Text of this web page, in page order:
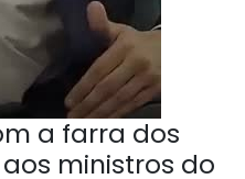
a farra dos
ministros do